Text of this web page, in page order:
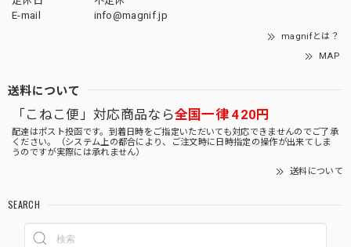
E-mail
info@magnif.jp
magnifとは？
MAP
送料について
「こねこ便」対応商品なら全国一律 420円
配達はポスト投函です。到着日時をご指定いただいても対応できませんのでご了承
ください。（システム上の都合により、ご注文時に日時指定の操作が出来てしま
うのですが実際には承れません）
送料について
SEARCH